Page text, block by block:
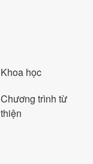
Khoa học
Chương trình từ
thiện